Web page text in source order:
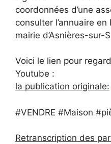
coordonnées d’une
consulter l’annuaire
mairie d’Asnières-sur-
Voici le lien pour
Youtube :
la publication originale:
#VENDRE #Maison
Retranscription des